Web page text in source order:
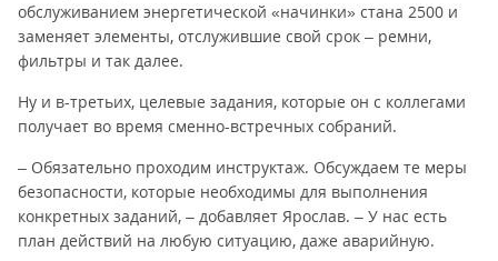
обслуживанием энергетической «начинки» стана 2500 и
заменяет элементы, отслужившие свой срок – ремни,
фильтры и так далее.
Ну и в-третьих, целевые задания, которые он с коллегами
получает во время сменно-встречных собраний.
– Обязательно проходим инструктаж. Обсуждаем те меры
безопасности, которые необходимы для выполнения
конкретных заданий, – добавляет Ярослав. – У нас есть
план действий на любую ситуацию, даже аварийную.